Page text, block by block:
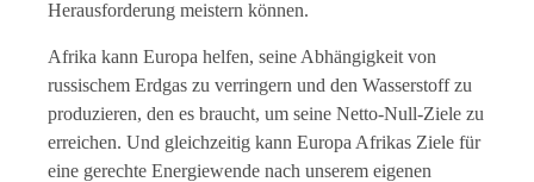
Herausforderung meistern können.
Afrika kann Europa helfen, seine Abhängigkeit von
russischem Erdgas zu verringern und den Wasserstoff zu
produzieren, den es braucht, um seine Netto-Null-Ziele zu
erreichen. Und gleichzeitig kann Europa Afrikas Ziele für
eine gerechte Energiewende nach unserem eigenen